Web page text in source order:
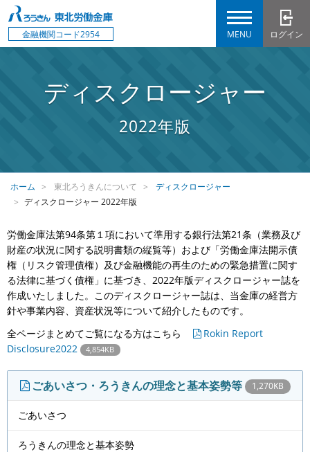
金融機関コード2954 ログイン
MENU
ディスクロージャー
2022年版
ホーム 東北ろうきんについて
ディスクロージャー
ディスクロージャー 2022年版
労働金庫法第94条第１項において準用する銀行法第21条（業務及び
財産の状況に関する説明書類の縦覧等）および「労働金庫法開示債
権（リスク管理債権）及び金融機能の再生のための緊急措置に関す
る法律に基づく債権」に基づき、2022年版ディスクロージャー誌を
作成いたしました。このディスクロージャー誌は、当金庫の経営方
針や事業内容、資産状況等について紹介したものです。
全ページまとめてご覧になる方はこちら
Rokin Report
Disclosure2022
4,854KB
ごあいさつ・ろうきんの理念と基本姿勢等 1,270KB
ごあいさつ
ろうきんの理念と基本姿勢